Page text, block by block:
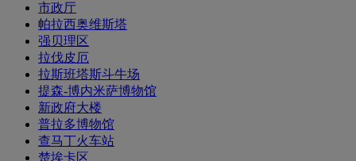
市政厅
帕拉西奥维斯塔
强贝理区
拉伐皮厄
拉斯班塔斯斗牛场
提森-博内米萨博物馆
新政府大楼
普拉多博物馆
查马丁火车站
楚埃卡区